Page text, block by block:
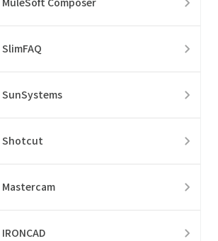
SlimFAQ
SunSystems
Shotcut
Mastercam
IRONCAD